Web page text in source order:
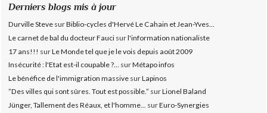
Derniers blogs mis à jour
Durville Steve surBiblio-cycles d'Hervé Le Cahain et Jean-Yves...
Le carnet de bal du docteur Fauci surl'information nationaliste
17 ans!!! surLe Monde tel que je le vois depuis août 2009
Insécurité : l'Etat est-il coupable ?... surMétapo infos
Le bénéfice de l'immigration massive surLapinos
”Des villes qui sont sûres. Tout est possible.” surLionel Baland
Jünger, Tallement des Réaux, et l'homme... surEuro-Synergies